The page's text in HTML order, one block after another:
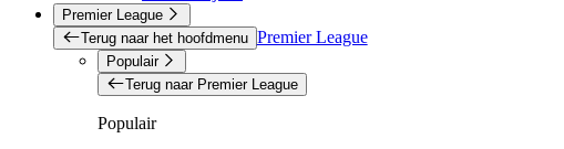
Premier League
Terug naar het hoofdmenu Premier League
Populair
Terug naar Premier League
Populair